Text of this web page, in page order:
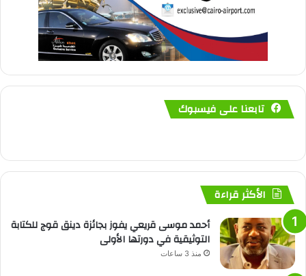
تابعنا على فيسبوك
الأكثر قراءة
أحمد موسى قريعي يفوز بجائزة دينق قوج للكتابة
التوثيقية في دورتها الأولى
منذ 3 ساعات